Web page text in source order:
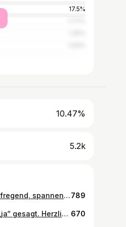
17.5%
10.47%
5.2k
Un-f***ing-fassbar!!!! Es war aufregend, spannend, witzig, fordernd, nervenaufreibend, tränenreich, wahnsinnig, albern, feucht fröhlich, erfolgreich, neu, ungewohnt, geil, anstrengend, heftig und einfach nur großartig. Diese „Wer wird Millionär?“-Reise werde ich definitiv nie wieder vergessen. Danke an @rtl_com @endemolshinegermany das gesamte WwM-Team, meine bezaubernde Begleiterin @laurinfox , mein weltklasse Telefonjoker @el_kaiso, meine super Publikumsjoker Moritz und Thomas und explizit natürlich Günther Jauch für eine überragende Zeit. ———————————————————————————————— #werwirdmillionär #güntherjauch #rtl #3millioneneurowoche #zocker #endemol #endemolshine #fernsehen #tv #neuesterrain #bier Bildmaterial: RTL/ Stefan Gregorowius789
Okay krass…da hat sie wirklich „ja“ gesagt. Herzlichen Dank für eure unglaublich vielen lieben Nachrichten!!!! #shesaidyes💍 #verlobt #verrückt 670